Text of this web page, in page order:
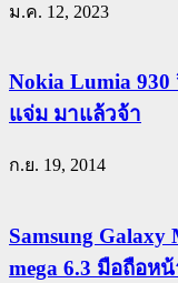
ม.ค. 12, 2023
Nokia Lumia
แจ่ม มาแล้วจ้า
ก.ย. 19, 2014
Samsung
mega 6.3 มือถือห